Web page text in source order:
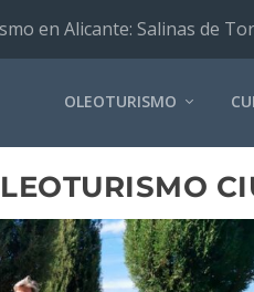
en Alicante: Salinas de
OLEOTURISMO